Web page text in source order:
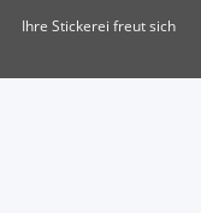
Ihre Stickerei freut sich